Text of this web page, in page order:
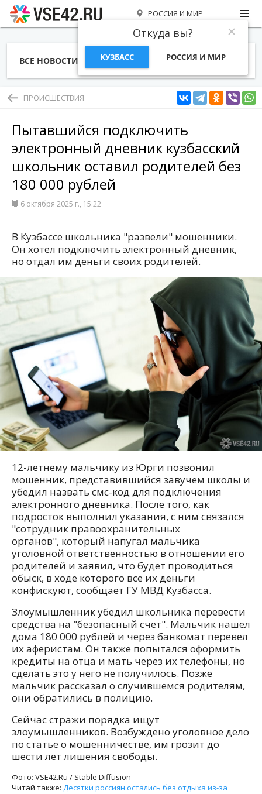
РОССИЯ И МИР
Откуда вы?
КУЗБАСС РОССИЯ И МИР
ВСЕ НОВОСТИ СТАТЬИ ТЕМЫ ФОТО
ПРОИСШЕСТВИЯ
Пытавшийся подключить
электронный дневник кузбасский
школьник оставил родителей без
180 000 рублей
6 октября 2025 г., 15:22
В Кузбассе школьника "развели" мошенники.
Он хотел подключить электронный дневник,
но отдал им деньги своих родителей.
12-летнему мальчику из Юрги позвонил
мошенник, представившийся завучем школы и
убедил назвать смс-код для подключения
электронного дневника. После того, как
подросток выполнил указания, с ним связался
"сотрудник правоохранительных
органов", который напугал мальчика
уголовной ответственностью в отношении его
родителей и заявил, что будет проводиться
обыск, в ходе которого все их деньги
конфискуют, сообщает ГУ МВД Кузбасса.
Злоумышленник убедил школьника перевести
средства на "безопасный счет". Мальчик нашел
дома 180 000 рублей и через банкомат перевел
их аферистам. Он также попытался оформить
кредиты на отца и мать через их телефоны, но
сделать это у него не получилось. Позже
мальчик рассказал о случившемся родителям,
они обратились в полицию.
Сейчас стражи порядка ищут
злоумышленников. Возбуждено уголовное дело
по статье о мошенничестве, им грозит до
шести лет лишения свободы.
Фото: VSE42.Ru / Stable Diffusion
Читай также: Десятки россиян остались без отдыха из-за